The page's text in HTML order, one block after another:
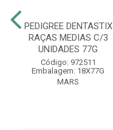
PEDIGREE DENTASTIX
RAÇAS MEDIAS C/3
UNIDADES 77G
Código: 972511
Embalagem: 18X77G
MARS